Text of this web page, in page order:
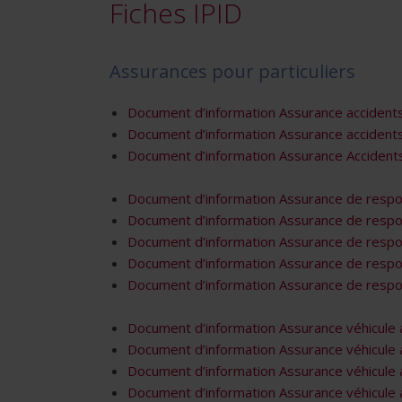
Fiches IPID
Assurances pour particuliers
Document d’information Assurance
Document d’information Assurance
Document d’information Assurance
Document d’information Assurance de
Document d’information Assurance de
Document d’information Assurance de
Document d’information Assurance de
Document d’information Assurance de
Document d’information Assurance
Document d’information Assurance
Document d’information Assurance
Document d’information Assurance